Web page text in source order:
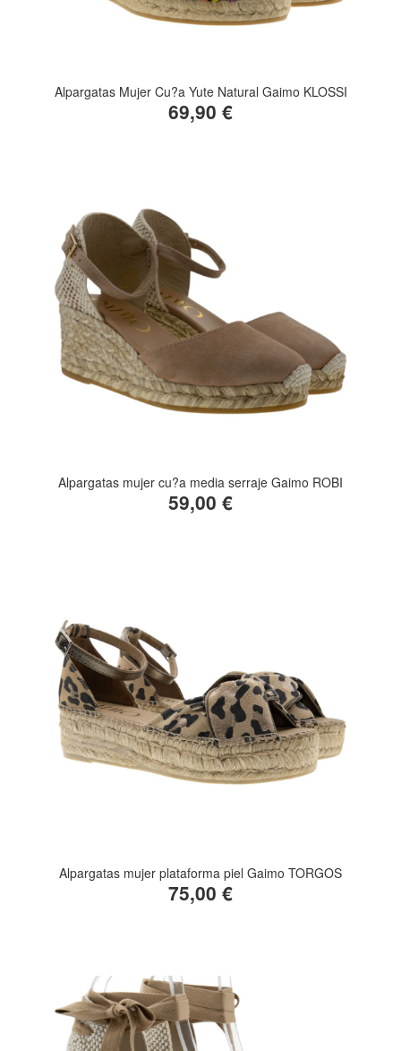
Alpargatas Mujer Cu?a Yute Natural Gaimo KLOSSI
69,90 €
Alpargatas mujer cu?a media serraje Gaimo ROBI
59,00 €
Alpargatas mujer plataforma piel Gaimo TORGOS
75,00 €